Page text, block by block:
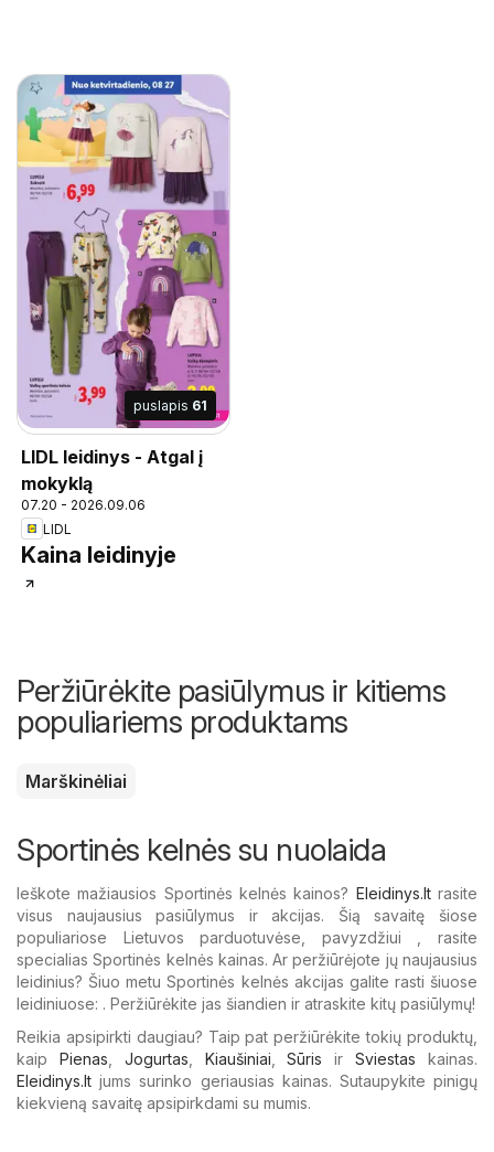
puslapis 61
LIDL leidinys - Atgal į
mokyklą
07.20 - 2026.09.06
LIDL
Kaina leidinyje
Peržiūrėkite pasiūlymus ir kitiems
populiariems produktams
Marškinėliai
Sportinės kelnės su nuolaida
Ieškote mažiausios Sportinės kelnės kainos? Eleidinys.ltrasite
visus naujausius pasiūlymus ir akcijas. Šią savaitę šiose
populiariose Lietuvos parduotuvėse, pavyzdžiui , rasite
specialias Sportinės kelnės kainas. Ar peržiūrėjote jų naujausius
leidinius? Šiuo metu Sportinės kelnės akcijas galite rasti šiuose
leidiniuose: . Peržiūrėkite jas šiandien ir atraskite kitų pasiūlymų!
Reikia apsipirkti daugiau? Taip pat peržiūrėkite tokių produktų,
kaip Pienas Jogurtas Kiaušiniai ,Sūris irSviestas kainas.
Eleidinys.lt jums surinko geriausias kainas. Sutaupykite pinigų
kiekvieną savaitę apsipirkdami su mumis.